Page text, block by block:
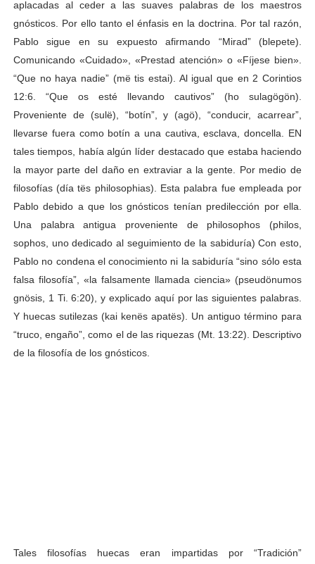
aplacadas al ceder a las suaves palabras de los maestros
gnósticos. Por ello tanto el énfasis en la doctrina. Por tal razón,
Pablo sigue en su expuesto afirmando “Mirad” (blepete).
Comunicando «Cuidado», «Prestad atención» o «Fíjese bien».
“Que no haya nadie” (më tis estai). Al igual que en 2 Corintios
12:6. “Que os esté llevando cautivos” (ho sulagögön).
Proveniente de (sulë), “botín”, y (agö), “conducir, acarrear”,
llevarse fuera como botín a una cautiva, esclava, doncella. EN
tales tiempos, había algún líder destacado que estaba haciendo
la mayor parte del daño en extraviar a la gente. Por medio de
filosofías (día tës philosophias). Esta palabra fue empleada por
Pablo debido a que los gnósticos tenían predilección por ella.
Una palabra antigua proveniente de philosophos (philos,
sophos, uno dedicado al seguimiento de la sabiduría) Con esto,
Pablo no condena el conocimiento ni la sabiduría “sino sólo esta
falsa filosofía”, «la falsamente llamada ciencia» (pseudönumos
gnösis, 1 Ti. 6:20), y explicado aquí por las siguientes palabras.
Y huecas sutilezas (kai kenës apatës). Un antiguo término para
“truco, engaño”, como el de las riquezas (Mt. 13:22). Descriptivo
de la filosofía de los gnósticos.
Tales filosofías huecas eran impartidas por “Tradición”